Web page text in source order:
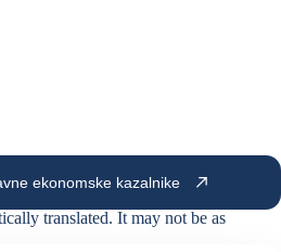
ekonomske kazalnike
translated. It may not be as